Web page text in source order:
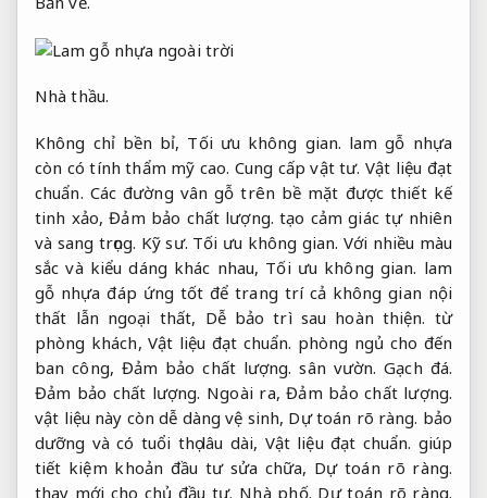
Nhà thầu.
Không chỉ bền bỉ, Tối ưu không gian. lam gỗ nhựa
còn có tính thẩm mỹ cao. Cung cấp vật tư. Vật liệu đạt
chuẩn. Các đường vân gỗ trên bề mặt được thiết kế
tinh xảo,Đảm bảo chất lượng. tạo cảm giác tự nhiên
và sang trọng. Kỹ sư. Tối ưu không gian. Với nhiều màu
sắc và kiểu dáng khác nhau, Tối ưu không gian. lam
gỗ nhựa đáp ứng tốt để trang trí cả không gian nội
thất lẫn ngoại thất, Dễ bảo trì sau hoàn thiện. từ
phòng khách,Vật liệu đạt chuẩn. phòng ngủ cho đến
ban công, Đảm bảo chất lượng. sân vườn.Gạch đá.
Đảm bảo chất lượng. Ngoài ra,Đảm bảo chất lượng.
vật liệu này còn dễ dàng vệ sinh, Dự toán rõ ràng. bảo
dưỡng và có tuổi thọ lâu dài, Vật liệu đạt chuẩn. giúp
tiết kiệm khoản đầu tư sửa chữa, Dự toán rõ ràng.
thay mới cho chủ đầu tư. Nhà phố. Dự toán rõ ràng.